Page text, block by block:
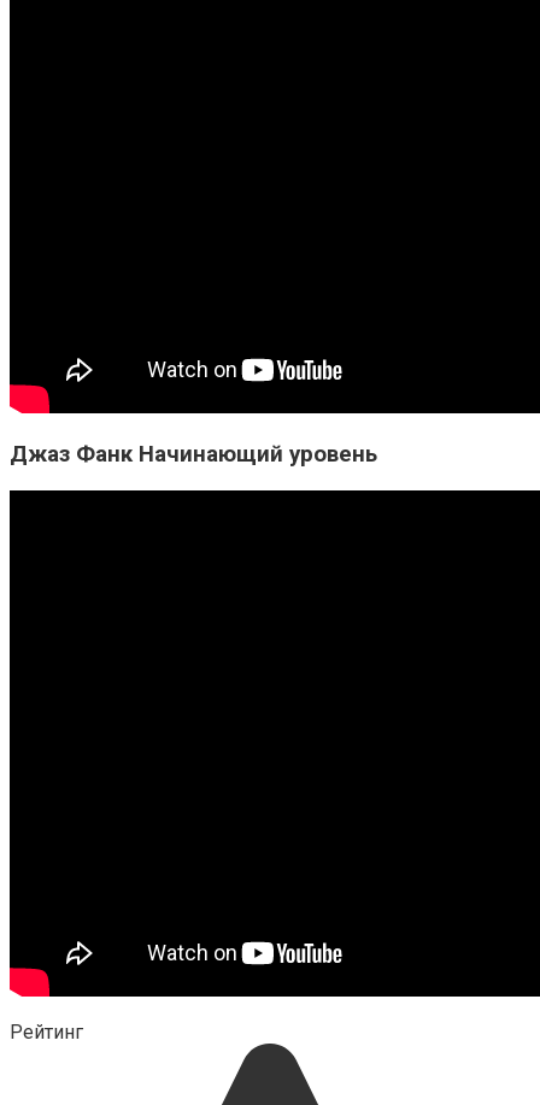
Джаз Фанк Начинающий уровень
Рейтинг